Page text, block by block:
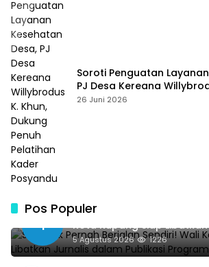
Soroti Penguatan
PJ Desa Kereana
Dukung Penuh Pelatihan
26 Juni 2026
Pos Populer
1
SMSI Tak Pernah Berjalan
Kota Kupang Siap
Publikasi Program Pemkot
5 Agustus 2026 1226